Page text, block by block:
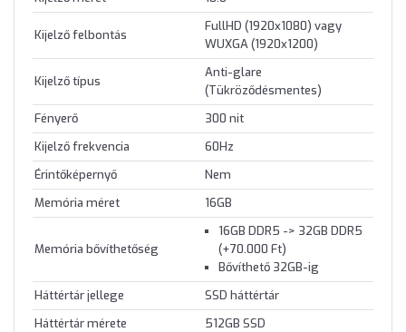
Kijelző felbontás
FullHD (1920x1080) vagy
WUXGA (1920x1200)
Kijelző típus
Anti-glare
(Tükröződésmentes)
Fényerő
300 nit
Kijelző frekvencia
60Hz
Érintőképernyő
Nem
Memória méret
16GB
Memória bővíthetőség
16GB DDR5 -> 32GB DDR5
(+70.000 Ft)
Bővíthető 32GB-ig
Háttértár jellege
SSD háttértár
Háttértár mérete
512GB SSD